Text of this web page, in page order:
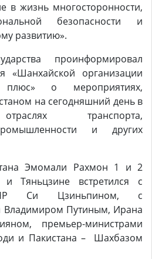
в жизнь многосторонности,
безопасности и
развитию».
проинформировал
«Шанхайской организации
плюс» о мероприятиях,
на сегодняшний день в
транспорта,
и других
Эмомали Рахмон 1 и 2
Тяньцзине встретился с
Си Цзиньпином, с
Владимиром Путиным, Ирана
премьер-министрами
и Пакистана – Шахбазом